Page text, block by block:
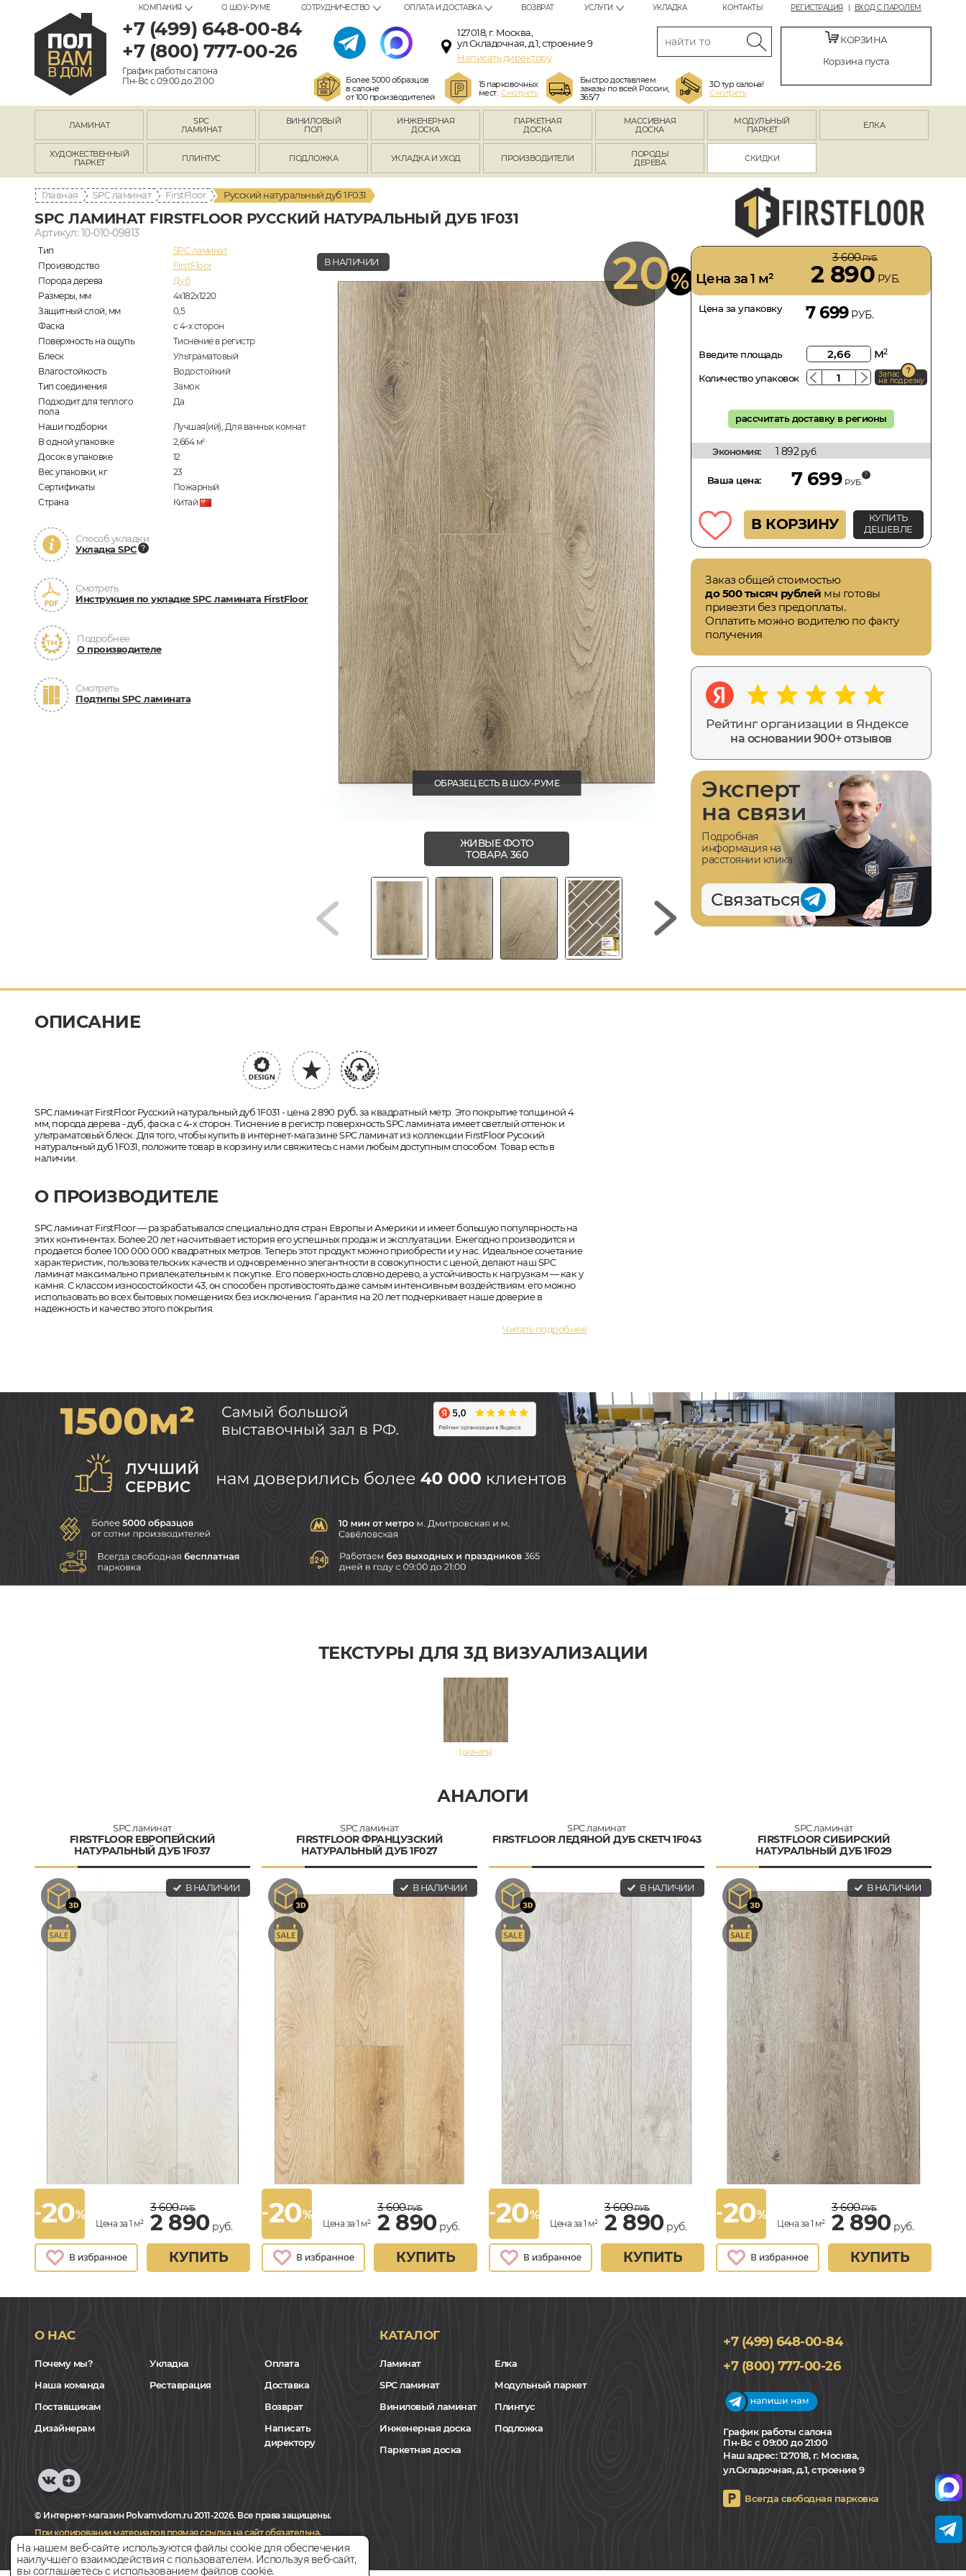
РЕГИСТРАЦИЯ ВХОД С ПАРОЛЕМ
КОМПАНИЯ О ШОУ-РУМЕ СОТРУДНИЧЕСТВО ОПЛАТА И ДОСТАВКА ВОЗВРАТ УСЛУГИ УКЛАДКА КОНТАКТЫ
+7 (499) 648-00-84
+7 (800) 777-00-26
График работы салона
Пн-Вс с 09:00 до 21:00
127018, г. Москва,
ул.Складочная, д.1, строение 9
Написать директору
Более 5000 образцов
в салоне
от 100 производителей
15 парковочных
мест.Смотреть
Быстро доставляем
заказы по всей России,
365/7
3D тур салона!
Смотреть
КОРЗИНА
Корзина пуста
ЛАМИНАТ
SPC
ЛАМИНАТ
ВИНИЛОВЫЙ
ПОЛ
ИНЖЕНЕРНАЯ
ДОСКА
ПАРКЕТНАЯ
ДОСКА
МАССИВНАЯ
ДОСКА
МОДУЛЬНЫЙ
ПАРКЕТ
ЁЛКА
ХУДОЖЕСТВЕННЫЙ
ПАРКЕТ
ПЛИНТУС ПОДЛОЖКА УКЛАДКА И УХОД ПРОИЗВОДИТЕЛИ
ПОРОДЫ
ДЕРЕВА
СКИДКИ
Главная SPC ламинат FirstFloor Русский натуральный дуб 1F031
SPC ЛАМИНАТ FIRSTFLOOR РУССКИЙ НАТУРАЛЬНЫЙ ДУБ 1F031
Артикул: 10-010-09813
Тип
SPC ламинат
Производство
FirstFloor
Порода дерева
Дуб
Размеры, мм
4х182х1220
Защитный слой, мм
0,5
Фаска
с 4-х сторон
Поверхность на ощупь
Тиснение в регистр
Блеск
Ультраматовый
Влагостойкость
Водостойкий
Тип соединения
Замок
Подходит для теплого
пола
Да
Наши подборки
Лучшая(ий), Для ванных комнат
В одной упаковке
2,664 м2
Досок в упаковке
12
Вес упаковки, кг
23
Сертификаты
Пожарный
Страна
Китай
Способ укладки
Укладка SPC
Смотреть
Инструкция по укладке SPC ламината FirstFloor
Подробнее
О производителе
Смотреть
Подтипы SPC ламината
20%
В НАЛИЧИИ
ОБРАЗЕЦ ЕСТЬ В ШОУ-РУМЕ
ЖИВЫЕ ФОТО
ТОВАРА 360
Цена за 1 м²
3 600РУБ.
2 890 РУБ.
Цена за упаковку 7 699РУБ.
Введите площадь м2
Количество упаковок Запас
на подрезку
рассчитать доставку в регионы
Экономия: 1 892руб.
Ваша цена: 7 699 РУБ.
В КОРЗИНУ
КУПИТЬ
ДЕШЕВЛЕ
Заказ общей стоимостью
до 500 тысяч рублей мы готовы
привезти без предоплаты.
Оплатить можно водителю по факту
получения
Рейтинг организации в Яндексе
на основании 900+ отзывов
Эксперт
на связи
Подробная
информация на
расстоянии клика
Связаться
ОПИСАНИЕ
SPC ламинат FirstFloor Русский натуральный дуб 1F031 - цена 2 890 руб.за квадратный метр. Это покрытие толщиной 4
мм, порода дерева - дуб, фаска с 4-х сторон. Тиснение в регистр поверхность SPC ламината имеет светлый оттенок и
ультраматовый блеск. Для того, чтобы купить в интернет-магазине SPC ламинат из коллекции FirstFloor Русский
натуральный дуб 1F031, положите товар в корзину или свяжитесь с нами любым доступным способом. Товар есть в
наличии.
О ПРОИЗВОДИТЕЛЕ
SPC ламинат FirstFloor — разрабатывался специально для стран Европы и Америки и имеет большую популярность на
этих континентах. Более 20 лет насчитывает история его успешных продаж и эксплуатации. Ежегодно производится и
продается более 100 000 000 квадратных метров. Теперь этот продукт можно приобрести и у нас. Идеальное сочетание
характеристик, пользовательских качеств и одновременно элегантности в совокупности с ценой, делают наш SPC
ламинат максимально привлекательным к покупке. Его поверхность словно дерево, а устойчивость к нагрузкам — как у
камня. С классом износостойкости 43, он способен противостоять даже самым интенсивным воздействиям. его можно
использовать во всех бытовых помещениях без исключения. Гарантия на 20 лет подчеркивает наше доверие в
надежность и качество этого покрытия.
Читать подробнее
ТЕКСТУРЫ ДЛЯ 3Д ВИЗУАЛИЗАЦИИ
[скачать]
АНАЛОГИ
SPC ламинат
FIRSTFLOOR ЕВРОПЕЙСКИЙ
НАТУРАЛЬНЫЙ ДУБ 1F037
В НАЛИЧИИ
-20%
Цена за 1 м²
3 600РУБ.
2 890руб.
КУПИТЬ
SPC ламинат
FIRSTFLOOR ФРАНЦУЗСКИЙ
НАТУРАЛЬНЫЙ ДУБ 1F027
В НАЛИЧИИ
-20%
Цена за 1 м²
3 600РУБ.
2 890руб.
КУПИТЬ
SPC ламинат
FIRSTFLOOR ЛЕДЯНОЙ ДУБ СКЕТЧ 1F043
В НАЛИЧИИ
-20%
Цена за 1 м²
3 600РУБ.
2 890руб.
КУПИТЬ
SPC ламинат
FIRSTFLOOR СИБИРСКИЙ
НАТУРАЛЬНЫЙ ДУБ 1F029
В НАЛИЧИИ
-20%
Цена за 1 м²
3 600РУБ.
2 890руб.
КУПИТЬ
О НАС
Почему мы?
Наша команда
Поставщикам
Дизайнерам
Укладка
Реставрация
Оплата
Доставка
Возврат
Написать
директору
КАТАЛОГ
Ламинат
SPC ламинат
Виниловый ламинат
Инженерная доска
Паркетная доска
Елка
Модульный паркет
Плинтус
Подложка
+7 (499) 648-00-84
+7 (800) 777-00-26
График работы салона
Пн-Вс с 09:00 до 21:00
Наш адрес:127018, г. Москва,
ул.Складочная, д.1, строение 9
Всегда свободная парковка
© Интернет-магазин Polvamvdom.ru 2011-2026. Все права защищены.
При копировании материалов прямая ссылка на сайт обязательна.
На нашем веб-сайте используются файлы cookie для обеспечения
наилучшего взаимодействия с пользователем. Используя веб-сайт,
вы соглашаетесь с использованием файлов cookie.